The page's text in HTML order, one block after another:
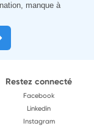
manque à
Restez connecté
Facebook
Linkedin
Instagram